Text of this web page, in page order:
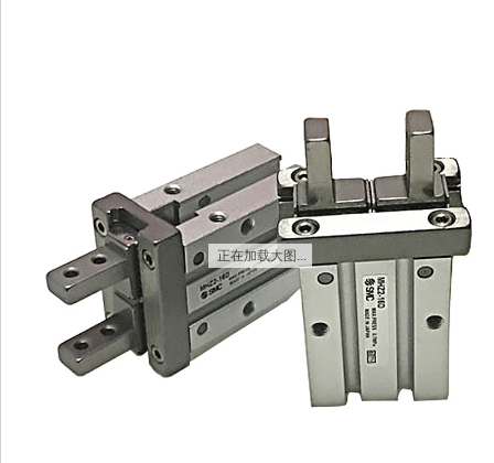
正在加载大图...